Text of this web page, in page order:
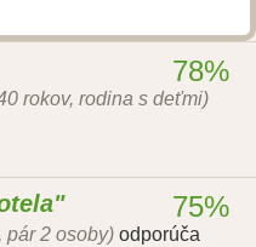
rokov, rodina s deťmi)
78%
pár 2 osoby) odporúča
75%